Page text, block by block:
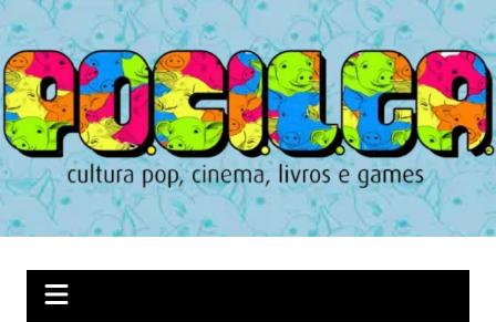
Ir
para
o
conteúdo